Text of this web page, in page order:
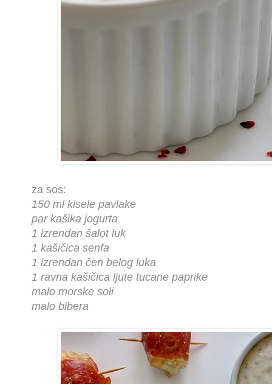
za sos:
150 ml kisele pavlake
par kašika jogurta
1 izrendan šalot luk
1 kašičica senfa
1 izrendan čen belog luka
1 ravna kašičica ljute tucane paprike
malo morske soli
malo bibera